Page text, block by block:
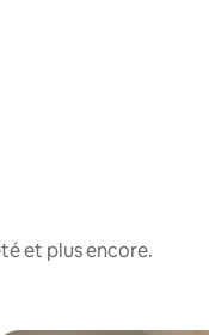
et plus encore.